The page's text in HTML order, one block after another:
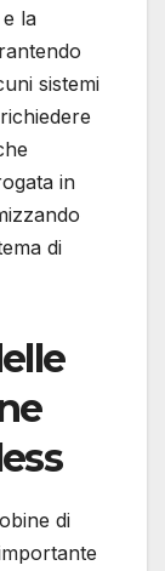
la
sistemi
in
di
di